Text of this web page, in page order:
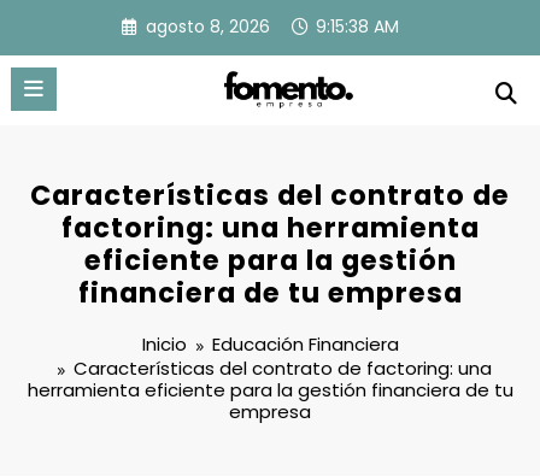
contenido
agosto 8, 2026 9:15:39 AM
Características del contrato de
factoring: una herramienta
eficiente para la gestión
financiera de tu empresa
Inicio
Educación Financiera
Características del contrato de factoring: una
herramienta eficiente para la gestión financiera de tu
empresa